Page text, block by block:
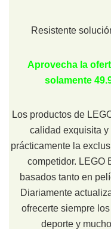
Resistente
Aprovecha la
solamente
Los productos de
calidad exquisita
prácticamente la
competidor. LEGO
basados tanto en
Diariamente
ofrecerte siempre
deporte y